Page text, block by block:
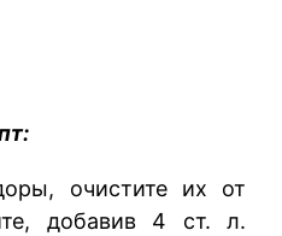
очистите их от
добавив 4 ст. л.